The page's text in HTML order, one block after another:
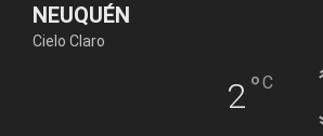
NEUQUÉN
Cielo Claro
2°C